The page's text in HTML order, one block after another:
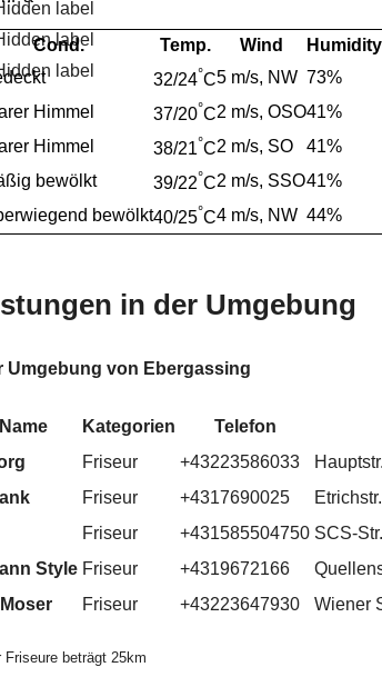
label
label
label
Cond. Temp. Wind Humidity
32/24°C5 m/s, NW 73%
37/20°C2 m/s, OSO41%
38/21°C2 m/s, SO 41%
39/22°C2 m/s, SSO41%
40/25°C4 m/s, NW 44%
in der Umgebung
Umgebung von Ebergassing
Kategorien Telefon
Friseur +43223586033
Friseur +4317690025
Friseur +431585504750 SCS-
Style Friseur +4319672166
Friseur +43223647930 Wiener
Friseure beträgt 25km